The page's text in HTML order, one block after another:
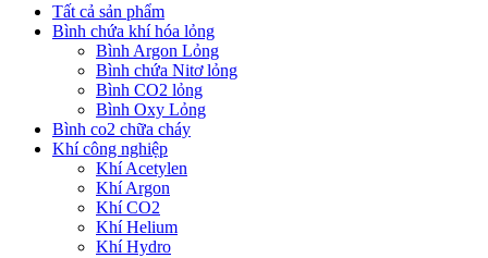
Tất cả sản phẩm
Bình chứa khí hóa lỏng
Bình Argon Lỏng
Bình chứa Nitơ lỏng
Bình CO2 lỏng
Bình Oxy Lỏng
Bình co2 chữa cháy
Khí công nghiệp
Khí Acetylen
Khí Argon
Khí CO2
Khí Helium
Khí Hydro